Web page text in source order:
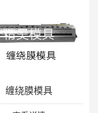
缠绕膜模具